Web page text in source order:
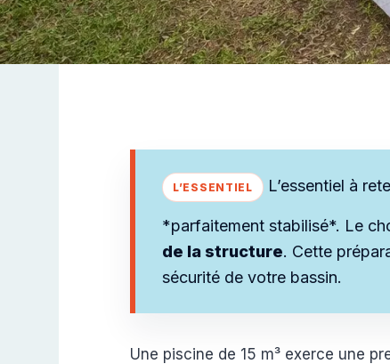
L’essentiel à
*parfaitement stabilisé*. Le
de la structure. Cette
sécurité de votre bassin.
Une piscine de 15 m³ exerce une